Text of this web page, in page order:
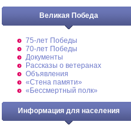
Великая Победа
75-лет Победы
70-лет Победы
Документы
Рассказы о ветеранах
Объявления
«Стена памяти»
«Бессмертный полк»
Информация для населения